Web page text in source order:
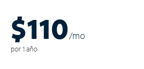
$110/mo
por 1 año